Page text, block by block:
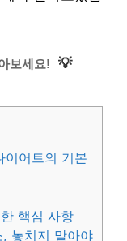
보세요! 💡
이어트의 기본
핵심 사항
놓치지 말아야